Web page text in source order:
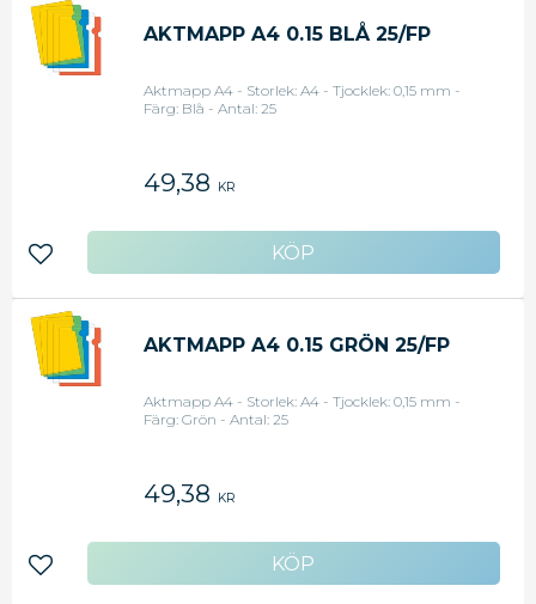
AKTMAPP A4 0.15 BLÅ 25/FP
Aktmapp A4 - Storlek: A4 - Tjocklek: 0,15 mm -
Färg: Blå - Antal: 25
49,38 KR
Lägg till i favoriter
AKTMAPP A4 0.15 GRÖN 25/FP
Aktmapp A4 - Storlek: A4 - Tjocklek: 0,15 mm -
Färg: Grön - Antal: 25
49,38 KR
Lägg till i favoriter